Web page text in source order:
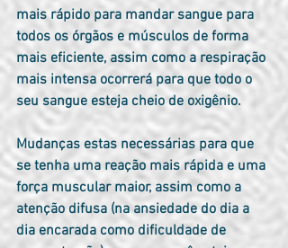
mais rápido para mandar sangue para
todos os órgãos e músculos de forma
mais eficiente, assim como a respiração
mais intensa ocorrerá para que todo o
seu sangue esteja cheio de oxigênio.
Mudanças estas necessárias para que
se tenha uma reação mais rápida e uma
força muscular maior, assim como a
atenção difusa (na ansiedade do dia a
dia encarada como dificuldade de